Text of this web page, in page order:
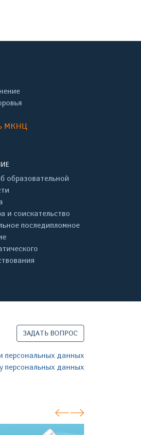
МКНЦ
образовательной
и соискательство
последипломное
ЗАДАТЬ ВОПРОС
персональных данных
персональных данных